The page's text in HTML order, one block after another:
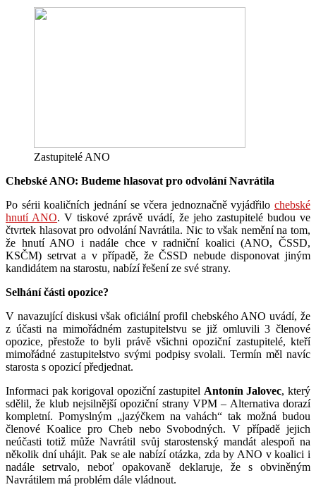
Zastupitelé ANO
Chebské ANO: Budeme hlasovat pro odvolání Navrátila
Po sérii koaličních jednání se včera jednoznačně vyjádřilo chebské
hnutí ANO. V tiskové zprávě uvádí, že jeho zastupitelé budou ve
čtvrtek hlasovat pro odvolání Navrátila. Nic to však nemění na tom,
že hnutí ANO i nadále chce v radniční koalici (ANO, ČSSD,
KSČM) setrvat a v případě, že ČSSD nebude disponovat jiným
kandidátem na starostu, nabízí řešení ze své strany.
Selhání části opozice?
V navazující diskusi však oficiální profil chebského ANO uvádí, že
z účasti na mimořádném zastupitelstvu se již omluvili 3 členové
opozice, přestože to byli právě všichni opoziční zastupitelé, kteří
mimořádné zastupitelstvo svými podpisy svolali. Termín měl navíc
starosta s opozicí předjednat.
Informaci pak korigoval opoziční zastupitel Antonín Jalovec, který
sdělil, že klub nejsilnější opoziční strany VPM – Alternativa dorazí
kompletní. Pomyslným „jazýčkem na vahách“ tak možná budou
členové Koalice pro Cheb nebo Svobodných. V případě jejich
neúčasti totiž může Navrátil svůj starostenský mandát alespoň na
několik dní uhájit. Pak se ale nabízí otázka, zda by ANO v koalici i
nadále setrvalo, neboť opakovaně deklaruje, že s obviněným
Navrátilem má problém dále vládnout.